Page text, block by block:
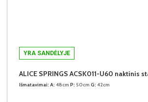
YRA SANDĖLYJE
ALICE SPRINGS ACSK011-U60 naktinis
Išmatavimai: A: 48cm P: 50cm G: 42cm